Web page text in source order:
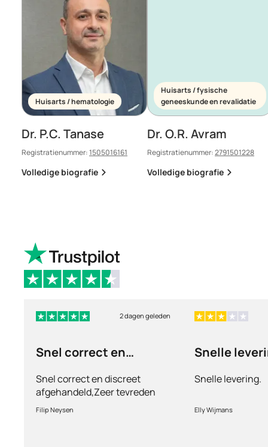
Huisarts / hematologie
Dr. P.C. Tanase
Registratienummer:1505016161
Volledige biografie
Huisarts / fysische
geneeskunde en revalidatie
Dr. O.R. Avram
Registratienummer:2791501228
Volledige biografie
2 dagen geleden
Snel correct en
Snel correct en discreet
afgehandeld,Zeer tevreden
met de service en patiënt
vriendelijkheid.Vermoedelijk
Filip Neysen
Snelle
Snelle levering.
Elly Wijmans